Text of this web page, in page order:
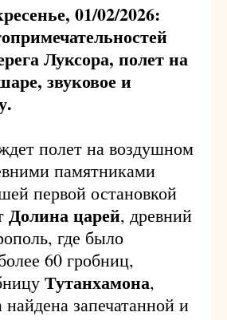
01/02/2026:
Луксора, полет на
звуковое и
полет на воздушном
памятниками
первой остановкой
Долина царей, древний
где было
60 гробниц,
Тутанхамона,
запечатанной и